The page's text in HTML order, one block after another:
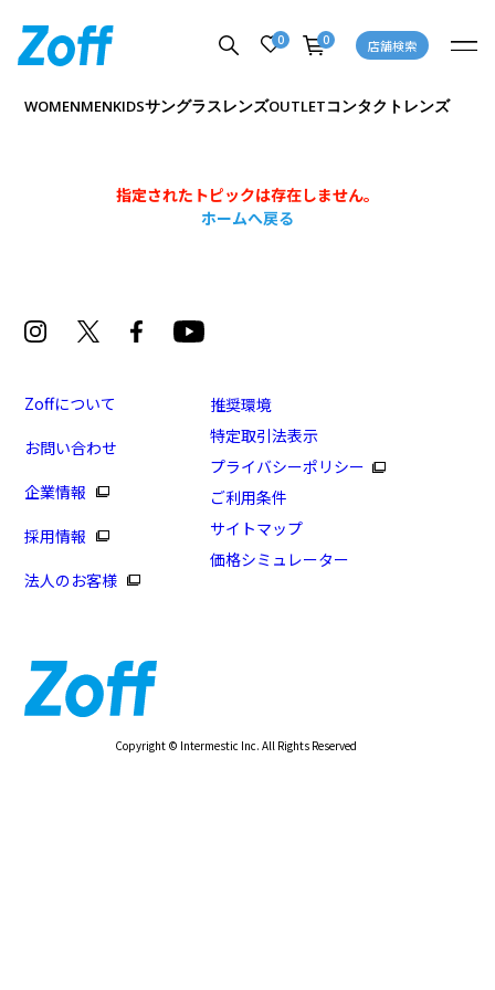
0 0 店舗検索
WOMENMENKIDSサングラスレンズOUTLETコンタクトレンズ
指定されたトピックは存在しません。
ホームへ戻る
Zoffについて
お問い合わせ
企業情報
採用情報
法人のお客様
推奨環境
特定取引法表示
プライバシーポリシー
ご利用条件
サイトマップ
価格シミュレーター
Copyright © Intermestic Inc. All Rights Reserved